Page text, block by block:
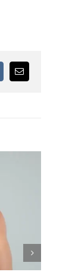
Електронна
поща: